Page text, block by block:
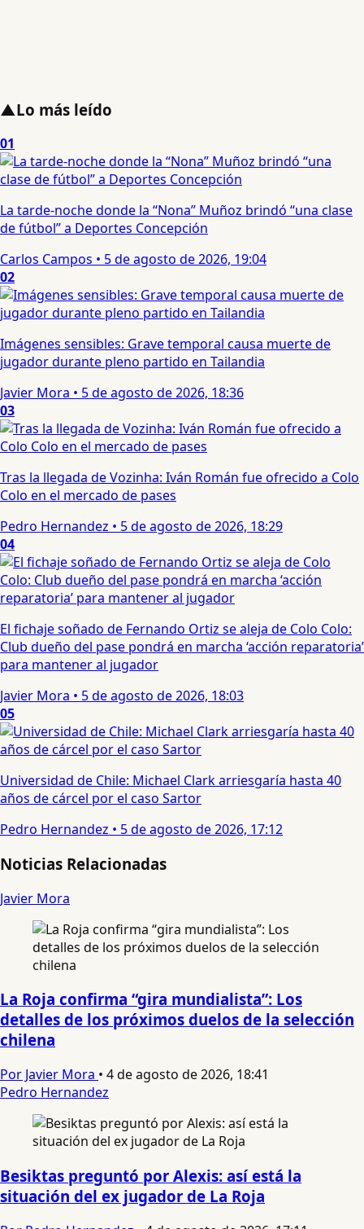
▲Lo más leído
01
La tarde-noche donde la “Nona” Muñoz brindó “una clase
de fútbol” a Deportes Concepción
Carlos Campos • 5 de agosto de 2026, 19:04
02
Imágenes sensibles: Grave temporal causa muerte de
jugador durante pleno partido en Tailandia
Javier Mora • 5 de agosto de 2026, 18:36
03
Tras la llegada de Vozinha: Iván Román fue ofrecido a Colo
Colo en el mercado de pases
Pedro Hernandez • 5 de agosto de 2026, 18:29
04
El fichaje soñado de Fernando Ortiz se aleja de Colo Colo:
Club dueño del pase pondrá en marcha ‘acción reparatoria’
para mantener al jugador
Javier Mora • 5 de agosto de 2026, 18:03
05
Universidad de Chile: Michael Clark arriesgaría hasta 40
años de cárcel por el caso Sartor
Pedro Hernandez • 5 de agosto de 2026, 17:12
Noticias Relacionadas
Javier Mora
La Roja confirma “gira mundialista”: Los
detalles de los próximos duelos de la selección
chilena
Por Javier Mora • 4 de agosto de 2026, 18:41
Pedro Hernandez
Besiktas preguntó por Alexis: así está la
situación del ex jugador de La Roja